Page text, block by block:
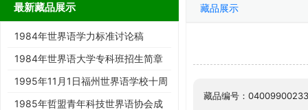
最新藏品展示
1984年世界语学力标准讨论稿
1984年世界语大学专科班招生简章
1995年11月1日福州世界语学校十周
年庆典请柬
1985年哲盟青年科技世界语协会成
藏品展示
藏品编号：